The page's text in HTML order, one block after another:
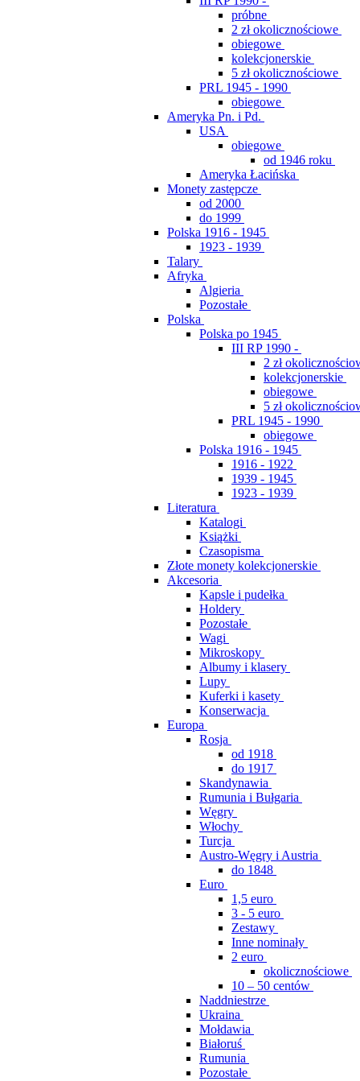
próbne
2 zł okolicznościowe
obiegowe
kolekcjonerskie
5 zł okolicznościowe
PRL 1945 - 1990
obiegowe
Ameryka Pn. i Pd.
USA
obiegowe
od 1946 roku
Ameryka Łacińska
Monety zastępcze
od 2000
do 1999
Polska 1916 - 1945
1923 - 1939
Talary
Afryka
Algieria
Pozostałe
Polska
Polska po 1945
III RP 1990 -
2 zł
kolekcjonerskie
obiegowe
5 zł
PRL 1945 - 1990
obiegowe
Polska 1916 - 1945
1916 - 1922
1939 - 1945
1923 - 1939
Literatura
Katalogi
Książki
Czasopisma
Złote monety kolekcjonerskie
Akcesoria
Kapsle i pudełka
Holdery
Pozostałe
Wagi
Mikroskopy
Albumy i klasery
Lupy
Kuferki i kasety
Konserwacja
Europa
Rosja
od 1918
do 1917
Skandynawia
Rumunia i Bułgaria
Węgry
Włochy
Turcja
Austro-Węgry i Austria
do 1848
Euro
1,5 euro
3 - 5 euro
Zestawy
Inne nominały
2 euro
okolicznościowe
10 – 50 centów
Naddniestrze
Ukraina
Mołdawia
Białoruś
Rumunia
Pozostałe